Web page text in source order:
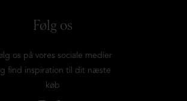
Følg os
os på vores sociale medier
find inspiration til dit næste
køb